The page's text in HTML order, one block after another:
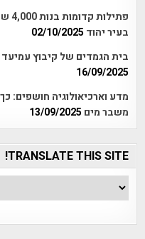
בעיר יהוד 02/10/2025
בית הגמדים של קיבוץ
16/09/2025
מדע וארכיאולוגיה חושפים:
משבר מים 13/09/2025
TRANSLATE THIS SITE!